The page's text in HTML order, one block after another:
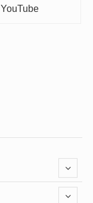
YouTube